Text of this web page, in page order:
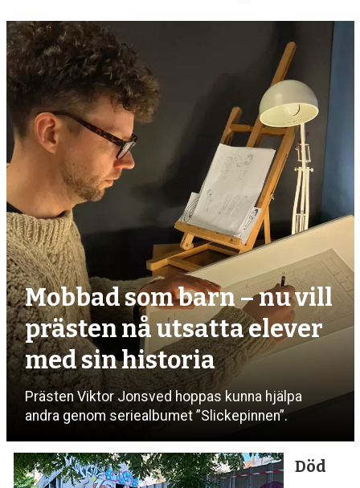
debatt,
kultur
Mobbad som barn – nu vill
prästen nå utsatta elever
med sin historia
Prästen Viktor Jonsved hoppas kunna hjälpa
andra genom seriealbumet ”Slickepinnen”.
Död